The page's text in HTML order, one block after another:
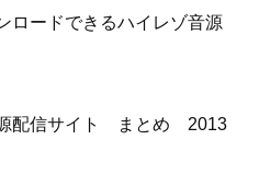
ロードできるハイレゾ音源
配信サイト まとめ 2013